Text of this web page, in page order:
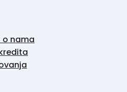
o nama